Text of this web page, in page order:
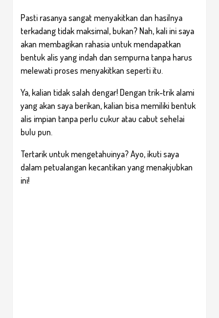
Pasti rasanya sangat menyakitkan dan hasilnya
terkadang tidak maksimal, bukan? Nah, kali ini saya
akan membagikan rahasia untuk mendapatkan
bentuk alis yang indah dan sempurna tanpa harus
melewati proses menyakitkan seperti itu.
Ya, kalian tidak salah dengar! Dengan trik-trik alami
yang akan saya berikan, kalian bisa memiliki bentuk
alis impian tanpa perlu cukur atau cabut sehelai
bulu pun.
Tertarik untuk mengetahuinya? Ayo, ikuti saya
dalam petualangan kecantikan yang menakjubkan
ini!